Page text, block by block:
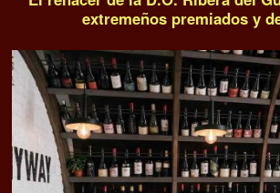
extremeños premiados y